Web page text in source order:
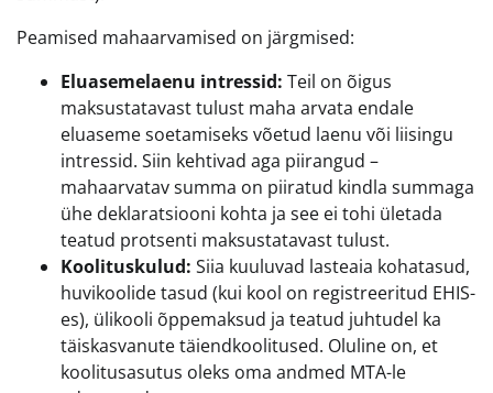
Peamised mahaarvamised on järgmised:
Eluasemelaenu intressid: Teil on õigus
maksustatavast tulust maha arvata endale
eluaseme soetamiseks võetud laenu või liisingu
intressid. Siin kehtivad aga piirangud –
mahaarvatav summa on piiratud kindla summaga
ühe deklaratsiooni kohta ja see ei tohi ületada
teatud protsenti maksustatavast tulust.
Koolituskulud: Siia kuuluvad lasteaia kohatasud,
huvikoolide tasud (kui kool on registreeritud EHIS-
es), ülikooli õppemaksud ja teatud juhtudel ka
täiskasvanute täiendkoolitused. Oluline on, et
koolitusasutus oleks oma andmed MTA-le